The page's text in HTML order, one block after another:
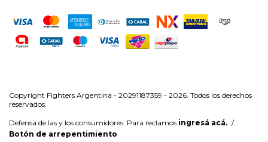
Copyright Fighters Argentina - 20291187359 - 2026. Todos los derechos
reservados.
Defensa de las y los consumidores. Para reclamos ingresá acá. /
Botón de arrepentimiento